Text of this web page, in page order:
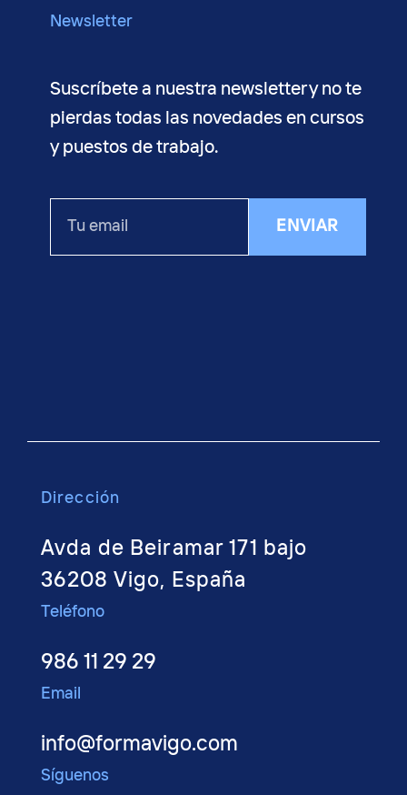
Newsletter
Suscríbete a nuestra newsletter y no te
pierdas todas las novedades en cursos
y puestos de trabajo.
ENVIAR
Dirección
Avda de Beiramar 171 bajo
36208 Vigo, España
Teléfono
986 11 29 29
Email
info@formavigo.com
Síguenos